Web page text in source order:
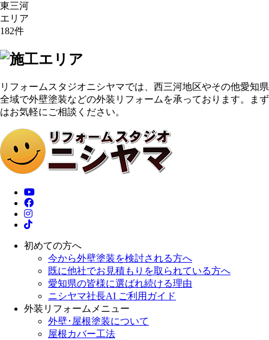
東三河
エリア
182件
リフォームスタジオニシヤマでは、西三河地区やその他愛知県
全域で外壁塗装などの外装リフォームを承っております。まず
はお気軽にご相談ください。
初めての方へ
今から外壁塗装を検討される方へ
既に他社でお見積もりを取られている方へ
愛知県の皆様に選ばれ続ける理由
ニシヤマ社長AI ご利用ガイド
外装リフォームメニュー
外壁･屋根塗装について
屋根カバー工法